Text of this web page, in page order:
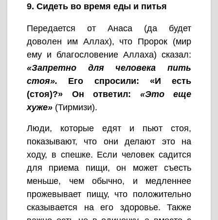
9. Сидеть во время еды и питья
Передается от Анаса (да будет
доволен им Аллах), что Пророк (мир
ему и благословение Аллаха) сказал:
«Запретно для человека пить
стоя». Его спросили: «И есть
(стоя)?» Он ответил: «Это еще
хуже» (Тирмизи).
Люди, которые едят и пьют стоя,
показывают, что они делают это на
ходу, в спешке. Если человек садится
для приема пищи, он может съесть
меньше, чем обычно, и медленнее
прожевывает пищу, что положительно
сказывается на его здоровье. Также